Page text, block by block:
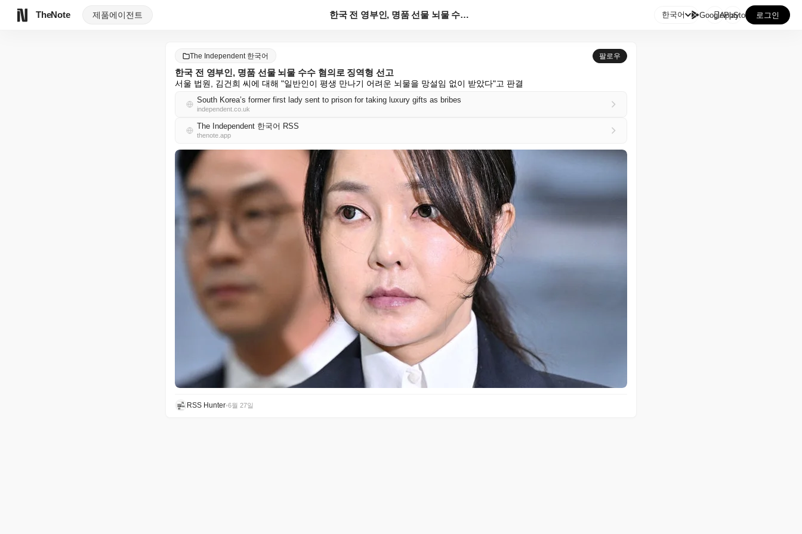
TheNote 제품에이전트 한국 전 영부인, 명품 선물 뇌물 수수 혐의로 징역형 ... 한국어 GooglePlay
AppStore 로그인
The Independent 한국어 팔로우
한국 전 영부인, 명품 선물 뇌물 수수 혐의로 징역형 선고
서울 법원, 김건희 씨에 대해 "일반인이 평생 만나기 어려운 뇌물을 망설임 없이 받았다"고 판결
South Korea’s former first lady sent to prison for taking luxury gifts as bribes
independent.co.uk
The Independent 한국어 RSS
thenote.app
RSS Hunter•6월 27일